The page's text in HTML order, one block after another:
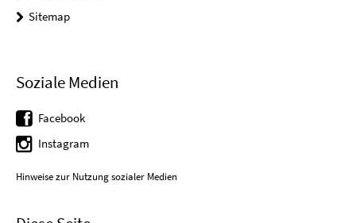
Sitemap
Soziale Medien
Facebook
Instagram
Hinweise zur Nutzung sozialer Medien